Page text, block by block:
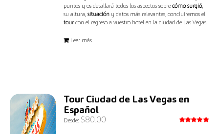
puntos y os detallará todos los aspectos sobrecómo surgió,
su altura,situación y datos más relevantes, concluiremos el
tourcon el regreso a vuestro hotel en la ciudad de Las Vegas.
Leer más
Tour Ciudad de Las Vegas en
Español
Desde: $80.00